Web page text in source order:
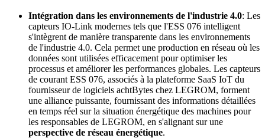
Intégration dans les environnements de l'industrie 4.0: Les
capteurs IO-Link modernes tels que l'ESS 076 intelligent
s'intègrent de manière transparente dans les environnements
de l'industrie 4.0. Cela permet une production en réseau où les
données sont utilisées efficacement pour optimiser les
processus et améliorer les performances globales. Les capteurs
de courant ESS 076, associés à la plateforme SaaS IoT du
fournisseur de logiciels achtBytes chez LEGROM, forment
une alliance puissante, fournissant des informations détaillées
en temps réel sur la situation énergétique des machines pour
les responsables de LEGROM, en s'alignant sur une
perspective de réseau énergétique.